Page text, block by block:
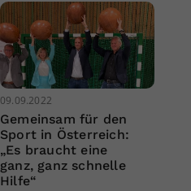
09.09.2022
Gemeinsam für den
Sport in Österreich:
„Es braucht eine
ganz, ganz schnelle
Hilfe“